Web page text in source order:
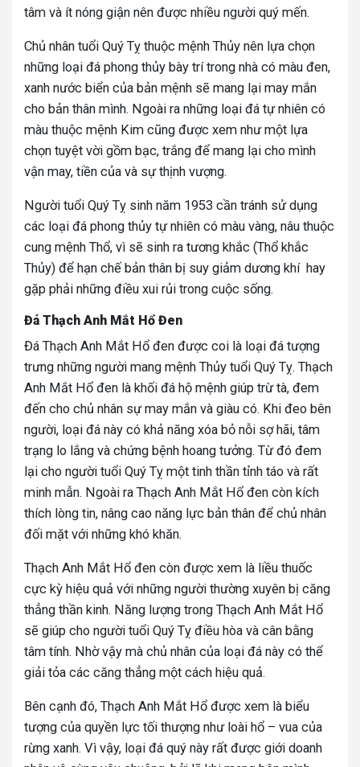
tâm và ít nóng giận nên được nhiều người quý mến.
Chủ nhân tuổi Quý Tỵ thuộc mệnh Thủy nên lựa chọn
những loại đá phong thủy bày trí trong nhà có màu đen,
xanh nước biển của bản mệnh sẽ mang lại may mắn
cho bản thân mình. Ngoài ra những loại đá tự nhiên có
màu thuộc mệnh Kim cũng được xem như một lựa
chọn tuyệt vời gồm bạc, trắng để mang lại cho mình
vận may, tiền của và sự thịnh vượng.
Người tuổi Quý Tỵ sinh năm 1953 cần tránh sử dụng
các loại đá phong thủy tự nhiên có màu vàng, nâu thuộc
cung mệnh Thổ, vì sẽ sinh ra tương khắc (Thổ khắc
Thủy) để hạn chế bản thân bị suy giảm dương khí hay
gặp phải những điều xui rủi trong cuộc sống.
Đá Thạch Anh Mắt Hổ Đen
Đá Thạch Anh Mắt Hổ đen được coi là loại đá tượng
trưng những người mang mệnh Thủy tuổi Quý Tỵ. Thạch
Anh Mắt Hổ đen là khối đá hộ mệnh giúp trừ tà, đem
đến cho chủ nhân sự may mắn và giàu có. Khi đeo bên
người, loại đá này có khả năng xóa bỏ nỗi sợ hãi, tâm
trạng lo lắng và chứng bệnh hoang tưởng. Từ đó đem
lại cho người tuổi Quý Tỵ một tinh thần tỉnh táo và rất
minh mẫn. Ngoài ra Thạch Anh Mắt Hổ đen còn kích
thích lòng tin, nâng cao năng lực bản thân để chủ nhân
đối mặt với những khó khăn.
Thạch Anh Mắt Hổ đen còn được xem là liều thuốc
cực kỳ hiệu quả với những người thường xuyên bị căng
thẳng thần kinh. Năng lượng trong Thạch Anh Mắt Hổ
sẽ giúp cho người tuổi Quý Tỵ điều hòa và cân bằng
tâm tính. Nhờ vậy mà chủ nhân của loại đá này có thể
giải tỏa các căng thẳng một cách hiệu quả.
Bên cạnh đó, Thạch Anh Mắt Hổ được xem là biểu
tượng của quyền lực tối thượng như loài hổ – vua của
rừng xanh. Vì vậy, loại đá quý này rất được giới doanh